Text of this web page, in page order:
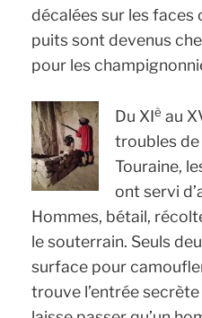
décalées sur les faces
puits sont devenus
pour les
Du XIè au
troubles de
Touraine,
ont servi
Hommes, bétail,
le souterrain. Seuls
surface pour
trouve l’entrée